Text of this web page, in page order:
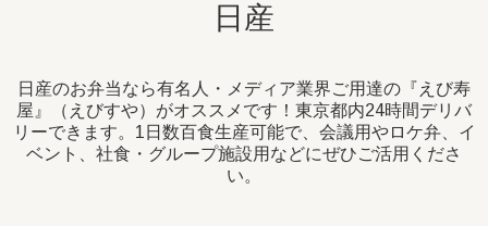
日産
日産のお弁当なら有名人・メディア業界ご用達の『えび寿
屋』（えびすや）がオススメです！東京都内24時間デリバ
リーできます。1日数百食生産可能で、会議用やロケ弁、イ
ベント、社食・グループ施設用などにぜひご活用くださ
い。